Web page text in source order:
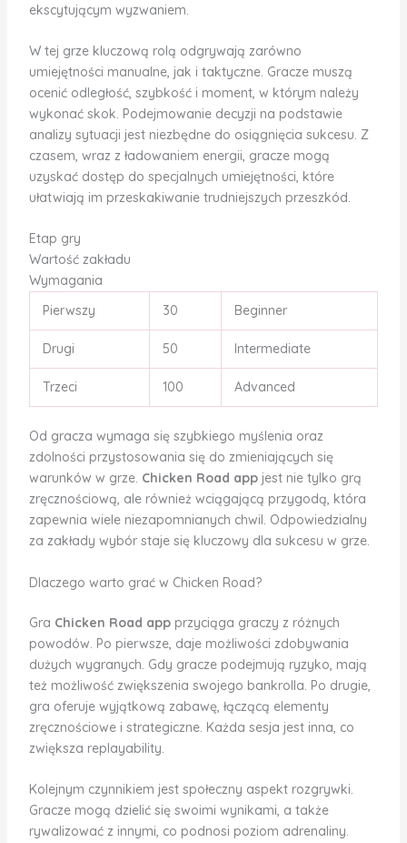
ekscytującym wyzwaniem.
W tej grze kluczową rolą odgrywają zarówno
umiejętności manualne, jak i taktyczne. Gracze muszą
ocenić odległość, szybkość i moment, w którym należy
wykonać skok. Podejmowanie decyzji na podstawie
analizy sytuacji jest niezbędne do osiągnięcia sukcesu. Z
czasem, wraz z ładowaniem energii, gracze mogą
uzyskać dostęp do specjalnych umiejętności, które
ułatwiają im przeskakiwanie trudniejszych przeszkód.
Etap gry
Wartość zakładu
Wymagania
Pierwszy
30 Beginner
Drugi 50 Intermediate
Trzeci 100 Advanced
Od gracza wymaga się szybkiego myślenia oraz
zdolności przystosowania się do zmieniających się
warunków w grze. Chicken Road appjest nie tylko grą
zręcznościową, ale również wciągającą przygodą, która
zapewnia wiele niezapomnianych chwil. Odpowiedzialny
za zakłady wybór staje się kluczowy dla sukcesu w grze.
Dlaczego warto grać w Chicken Road?
Gra Chicken Road appprzyciąga graczy z różnych
powodów. Po pierwsze, daje możliwości zdobywania
dużych wygranych. Gdy gracze podejmują ryzyko, mają
też możliwość zwiększenia swojego bankrolla. Po drugie,
gra oferuje wyjątkową zabawę, łączącą elementy
zręcznościowe i strategiczne. Każda sesja jest inna, co
zwiększa replayability.
Kolejnym czynnikiem jest społeczny aspekt rozgrywki.
Gracze mogą dzielić się swoimi wynikami, a także
rywalizować z innymi, co podnosi poziom adrenaliny.